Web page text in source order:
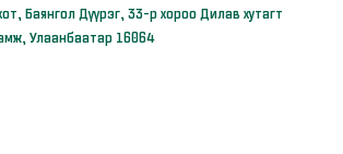
Баянгол Дүүрэг, 33-р хороо Дилав хутагт
Улаанбаатар 16064